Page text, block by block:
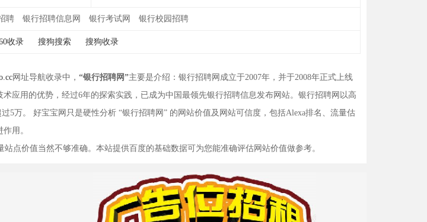
聘 银行招聘信息网 银行考试网 银行校园招聘
收录 搜狗搜索 搜狗收录
网址导航收录中， “银行招聘网”主要是介绍：银行招聘网成立于2007年，并于2008年正式上线
应用的优势，经过6年的探索实践，已成为中国最领先银行招聘信息发布网站。银行招聘网以高
5万。 好宝宝网只是硬性分析 “银行招聘网” 的网站价值及网站可信度，包括Alexa排名、流量估
用。
点价值当然不够准确。本站提供百度的基础数据可为您能准确评估网站价值做参考。